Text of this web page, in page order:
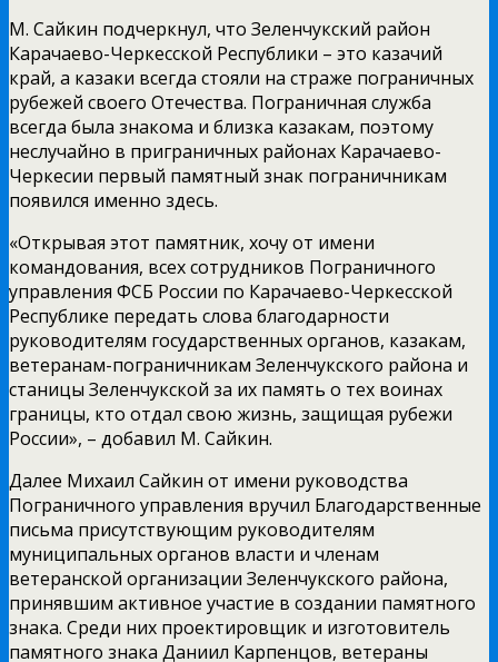
М. Сайкин подчеркнул, что Зеленчукский район
Карачаево-Черкесской Республики – это казачий
край, а казаки всегда стояли на страже пограничных
рубежей своего Отечества. Пограничная служба
всегда была знакома и близка казакам, поэтому
неслучайно в приграничных районах Карачаево-
Черкесии первый памятный знак пограничникам
появился именно здесь.
«Открывая этот памятник, хочу от имени
командования, всех сотрудников Пограничного
управления ФСБ России по Карачаево-Черкесской
Республике передать слова благодарности
руководителям государственных органов, казакам,
ветеранам-пограничникам Зеленчукского района и
станицы Зеленчукской за их память о тех воинах
границы, кто отдал свою жизнь, защищая рубежи
России», – добавил М. Сайкин.
Далее Михаил Сайкин от имени руководства
Пограничного управления вручил Благодарственные
письма присутствующим руководителям
муниципальных органов власти и членам
ветеранской организации Зеленчукского района,
принявшим активное участие в создании памятного
знака. Среди них проектировщик и изготовитель
памятного знака Даниил Карпенцов, ветераны